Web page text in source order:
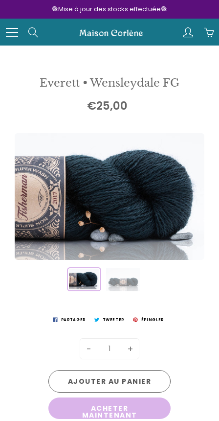
to
Content
🧶Mise à jour des stocks effectuée🧶
Everett • Wensleydale FG
€25,00
PARTAGER TWEETER ÉPINGLER
- +
AJOUTER AU PANIER
ACHETER
MAINTENANT